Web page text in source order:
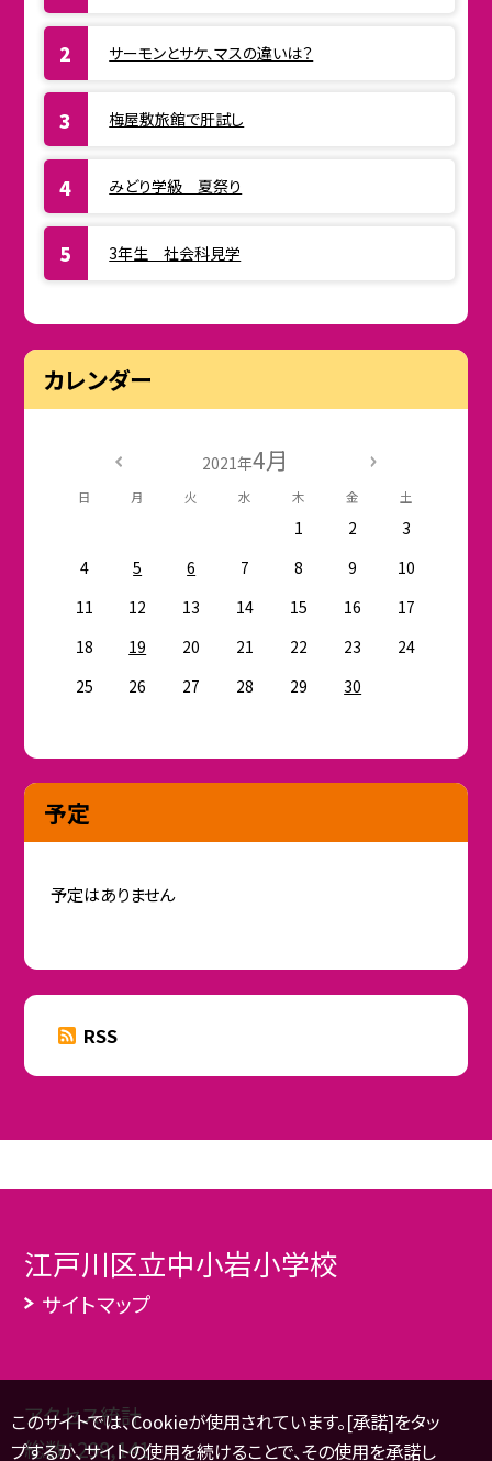
サーモンとサケ、マスの違いは？
梅屋敷旅館で肝試し
みどり学級 夏祭り
3年生 社会科見学
カレンダー
2021年4月
日 月 火 水 木 金 土
1 2
3
4
5 6 7 8 9
10
11
12 13 14 15 16
17
18
19 20 21 22 23
24
25
26 27 28 29 30
予定
予定はありません
RSS
江戸川区立中小岩小学校
サイトマップ
アクセス統計
総数：298,141
このサイトでは、Cookieが使用されています。[承諾]をタッ
プするか、サイトの使用を続けることで、その使用を承諾し